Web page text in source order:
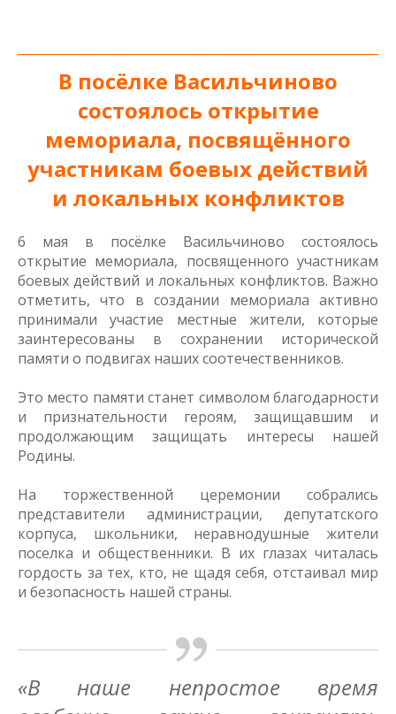
В посёлке Васильчиново
состоялось открытие
мемориала, посвящённого
участникам боевых действий
и локальных конфликтов
6 мая в посёлке Васильчиново состоялось
открытие мемориала, посвященного участникам
боевых действий и локальных конфликтов. Важно
отметить, что в создании мемориала активно
принимали участие местные жители, которые
заинтересованы в сохранении исторической
памяти о подвигах наших соотечественников.
Это место памяти станет символом благодарности
и признательности героям, защищавшим и
продолжающим защищать интересы нашей
Родины.
На торжественной церемонии собрались
представители администрации, депутатского
корпуса, школьники, неравнодушные жители
поселка и общественники. В их глазах читалась
гордость за тех, кто, не щадя себя, отстаивал мир
и безопасность нашей страны.
«В наше непростое время